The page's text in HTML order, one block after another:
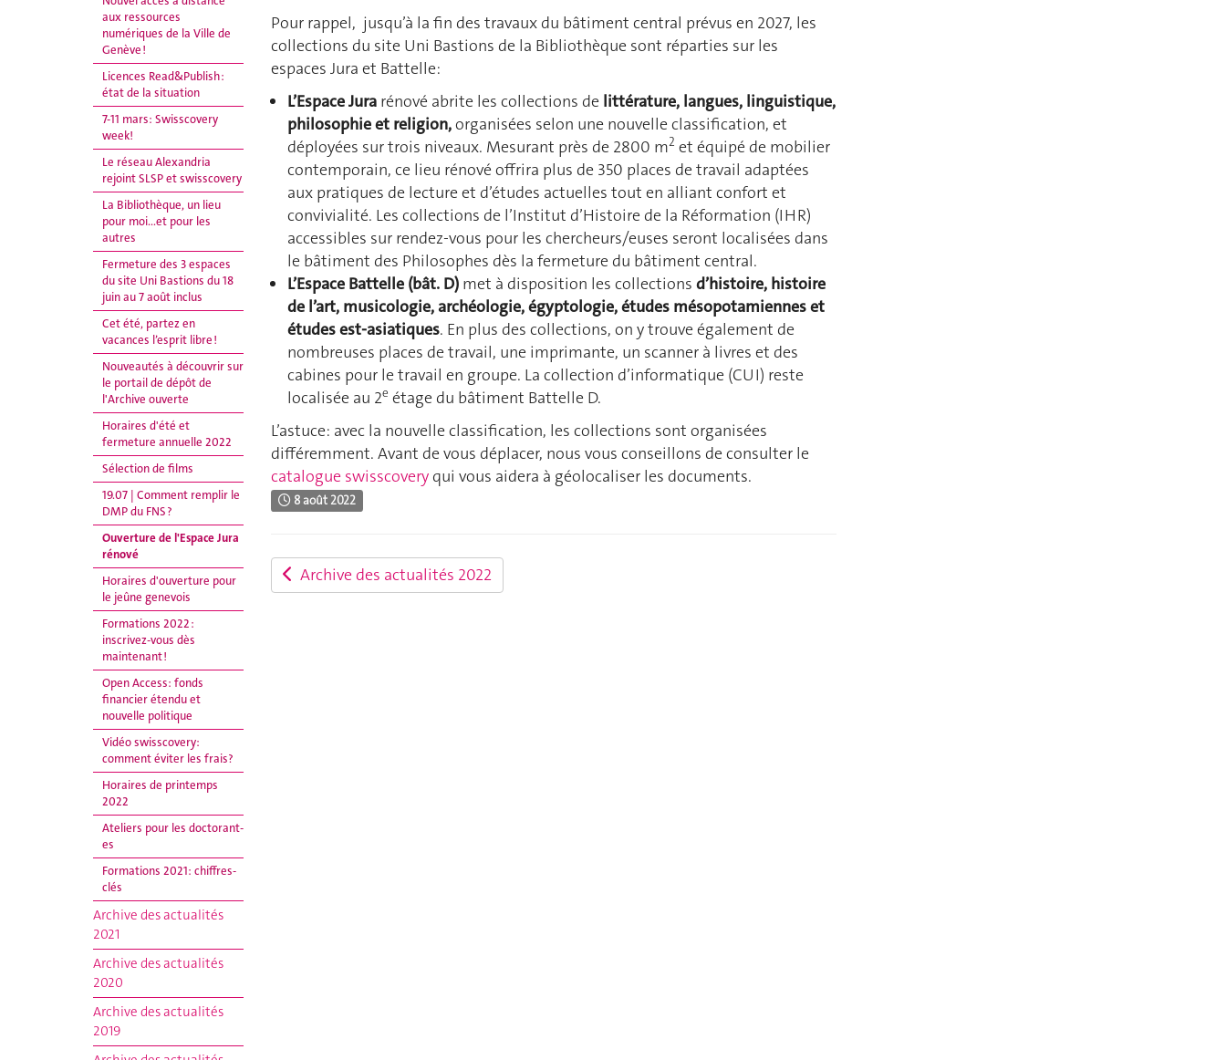
aux ressources
numériques de la Ville de
Genève !
Licences Read&Publish :
état de la situation
7-11 mars: Swisscovery
week!
Le réseau Alexandria
rejoint SLSP et swisscovery
La Bibliothèque, un lieu
pour moi...et pour les
autres
Fermeture des 3 espaces
du site Uni Bastions du 18
juin au 7 août inclus
Cet été, partez en
vacances l’esprit libre !
Nouveautés à découvrir sur
le portail de dépôt de
l'Archive ouverte
Horaires d'été et
fermeture annuelle 2022
Sélection de films
19.07 | Comment remplir le
DMP du FNS ?
Ouverture de l'Espace Jura
rénové
Horaires d'ouverture pour
le jeûne genevois
Formations 2022 :
inscrivez-vous dès
maintenant !
Open Access: fonds
financier étendu et
nouvelle politique
Vidéo swisscovery:
comment éviter les frais?
Horaires de printemps
2022
Ateliers pour les doctorant-
es
Formations 2021: chiffres-
clés
Archive des actualités
2021
Archive des actualités
2020
Archive des actualités
2019
Pour rappel, jusqu’à la fin des travaux du bâtiment central prévus en 2027, les
collections du site Uni Bastions de la Bibliothèque sont réparties sur les
espaces Jura et Battelle:
L’Espace Jura rénové abrite les collections de littérature, langues, linguistique,
philosophie et religion,organisées selon une nouvelle classification, et
déployées sur trois niveaux. Mesurant près de 2800 m2 et équipé de mobilier
contemporain, ce lieu rénové offrira plus de 350 places de travail adaptées
aux pratiques de lecture et d’études actuelles tout en alliant confort et
convivialité. Les collections de l’Institut d’Histoire de la Réformation (IHR)
accessibles sur rendez-vous pour les chercheurs/euses seront localisées dans
le bâtiment des Philosophes dès la fermeture du bâtiment central.
L’Espace Battelle (bât. D) met à disposition les collections d’histoire, histoire
de l’art, musicologie, archéologie, égyptologie, études mésopotamiennes et
études est-asiatiques. En plus des collections, on y trouve également de
nombreuses places de travail, une imprimante, un scanner à livres et des
cabines pour le travail en groupe. La collection d’informatique (CUI) reste
localisée au 2e étage du bâtiment Battelle D.
L’astuce: avec la nouvelle classification, les collections sont organisées
différemment. Avant de vous déplacer, nous vous conseillons de consulter le
catalogue swisscovery qui vous aidera à géolocaliser les documents.
8 août 2022
Archive des actualités 2022